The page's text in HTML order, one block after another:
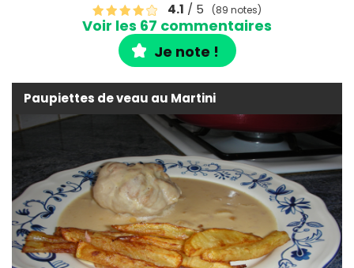
4.1 / 5 (89 notes)
Voir les 67 commentaires
Je note !
Paupiettes de veau au Martini